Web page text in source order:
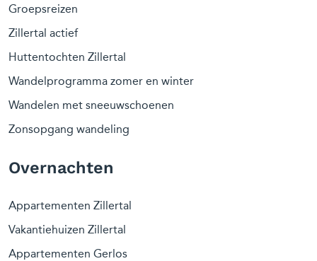
Groepsreizen
Zillertal actief
Huttentochten Zillertal
Wandelprogramma zomer en winter
Wandelen met sneeuwschoenen
Zonsopgang wandeling
Overnachten
Appartementen Zillertal
Vakantiehuizen Zillertal
Appartementen Gerlos